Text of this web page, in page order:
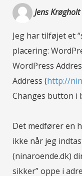
Jens Krøgholt
Jeg har tilføjet et
placering:
WordPress
Address (http://
Changes button i
Det medfører en
ikke når jeg
(ninaroende.dk)
sikker” oppe i